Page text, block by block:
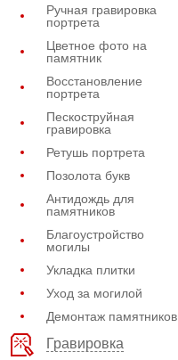
Ручная гравировка
портрета
Цветное фото на
памятник
Восстановление
портрета
Пескоструйная
гравировка
Ретушь портрета
Позолота букв
Антидождь для
памятников
Благоустройство
могилы
Укладка плитки
Уход за могилой
Демонтаж памятников
Гравировка